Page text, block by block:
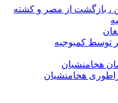
، بازگشت از مصر و کشته
کمبوجیه
هخامنشیان
هخامنشیان